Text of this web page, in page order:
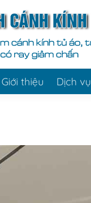
Giới thiệu Dịch vụ